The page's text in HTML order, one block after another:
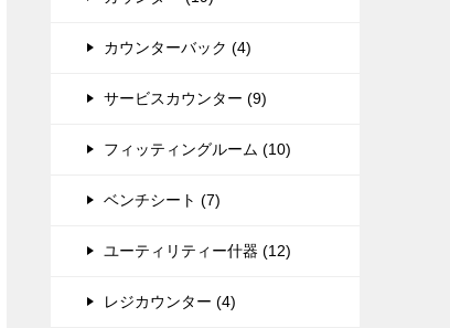
カウンターバック (4)
サービスカウンター (9)
フィッティングルーム (10)
ベンチシート (7)
ユーティリティー什器 (12)
レジカウンター (4)